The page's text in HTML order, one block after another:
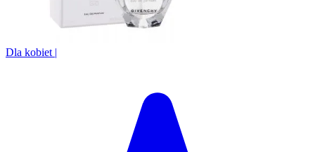
Dla kobiet |